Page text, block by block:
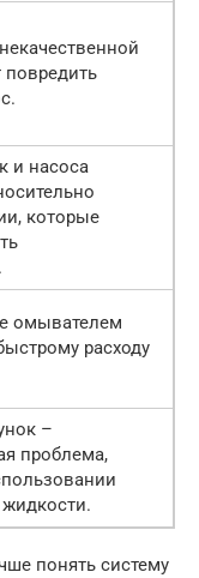
и насоса
которые
омывателем
расходу
–
проблема,
понять систему